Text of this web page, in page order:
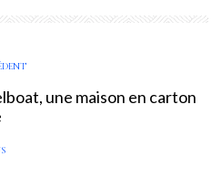
une maison en carton